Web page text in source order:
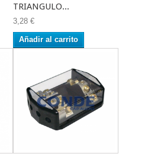
TRIANGULO...
3,28 €
Añadir al carrito